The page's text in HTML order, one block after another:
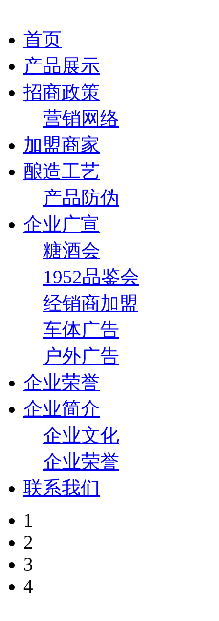
首页
产品展示
招商政策
营销网络
加盟商家
酿造工艺
产品防伪
企业广宣
糖酒会
1952品鉴会
经销商加盟
车体广告
户外广告
企业荣誉
企业简介
企业文化
企业荣誉
联系我们
1
2
3
4